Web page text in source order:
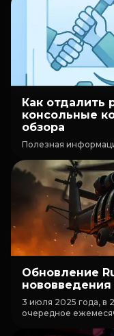
Как отдалить
консольные
обзора
Полезная
Обновление
нововведения
3 июля 2025 года, в
очередное